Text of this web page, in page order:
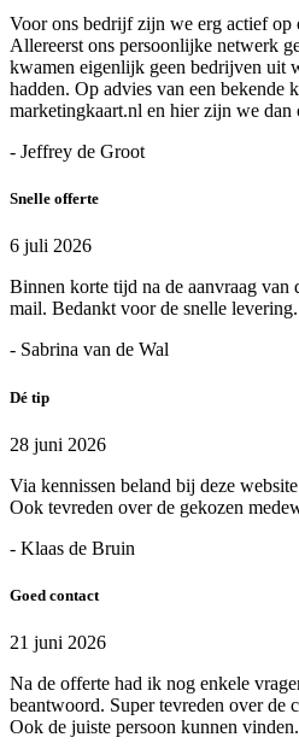
Voor ons bedrijf zijn we erg actief op
Allereerst ons persoonlijke netwerk
kwamen eigenlijk geen bedrijven uit
hadden. Op advies van een bekende
marketingkaart.nl en hier zijn we dan
- Jeffrey de Groot
Snelle offerte
6 juli 2026
Binnen korte tijd na de aanvraag van
mail. Bedankt voor de snelle levering.
- Sabrina van de Wal
Dé tip
28 juni 2026
Via kennissen beland bij deze
Ook tevreden over de gekozen
- Klaas de Bruin
Goed contact
21 juni 2026
Na de offerte had ik nog enkele
beantwoord. Super tevreden over de
Ook de juiste persoon kunnen vinden.